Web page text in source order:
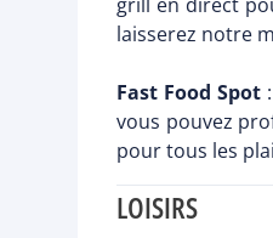
laisserez notre
Fast Food Spot
vous pouvez
pour tous les
LOISIRS